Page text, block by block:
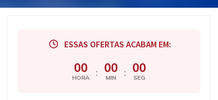
ESSAS OFERTAS ACABAM EM:
00
HORA : 00
MIN : 00
SEG